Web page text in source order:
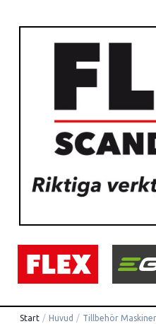
Start / Huvud / Tillbehör Maskiner